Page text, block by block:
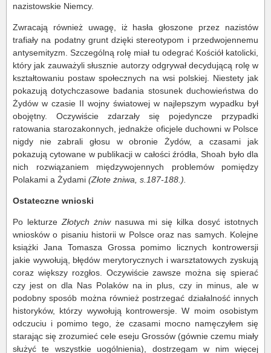
nazistowskie Niemcy.
Zwracają również uwagę, iż hasła głoszone przez nazistów
trafiały na podatny grunt dzięki stereotypom i przedwojennemu
antysemityzm. Szczególną rolę miał tu odegrać Kościół katolicki,
który jak zauważyli słusznie autorzy odgrywał decydującą rolę w
kształtowaniu postaw społecznych na wsi polskiej. Niestety jak
pokazują dotychczasowe badania stosunek duchowieństwa do
Żydów w czasie II wojny światowej w najlepszym wypadku był
obojętny. Oczywiście zdarzały się pojedyncze przypadki
ratowania starozakonnych, jednakże oficjele duchowni w Polsce
nigdy nie zabrali głosu w obronie Żydów, a czasami jak
pokazują cytowane w publikacji w całości źródła, Shoah było dla
nich rozwiązaniem międzywojennych problemów pomiędzy
Polakami a Żydami (Złote żniwa, s.187-188.).
Ostateczne wnioski
Po lekturze Złotych żniw nasuwa mi się kilka dosyć istotnych
wniosków o pisaniu historii w Polsce oraz nas samych. Kolejne
książki Jana Tomasza Grossa pomimo licznych kontrowersji
jakie wywołują, błędów merytorycznych i warsztatowych zyskują
coraz większy rozgłos. Oczywiście zawsze można się spierać
czy jest on dla Nas Polaków na in plus, czy in minus, ale w
podobny sposób można również postrzegać działalność innych
historyków, którzy wywołują kontrowersje. W moim osobistym
odczuciu i pomimo tego, że czasami mocno namęczyłem się
starając się zrozumieć cele eseju Grossów (gównie czemu miały
służyć te wszystkie uogólnienia), dostrzegam w nim więcej